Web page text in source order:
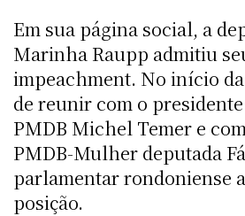
Em sua página social, a
Marinha Raupp admitiu
impeachment. No início
de reunir com o
PMDB Michel Temer e
PMDB-Mulher deputada
parlamentar rondoniense
posição.